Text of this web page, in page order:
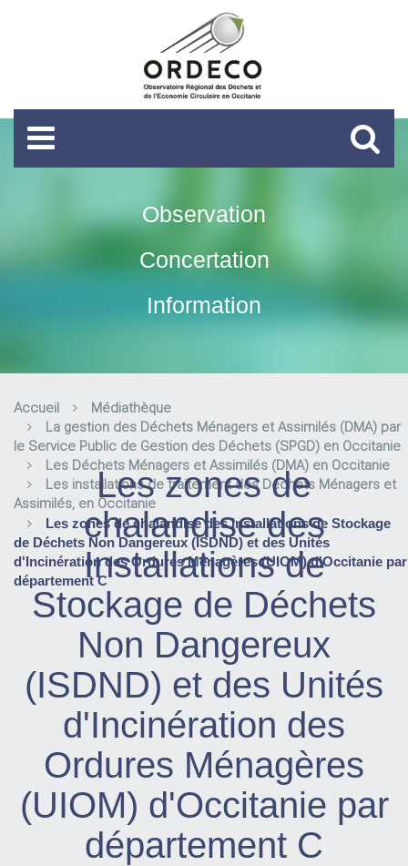
Observation
Concertation
Information
Accueil
Médiathèque
La gestion des Déchets Ménagers et Assimilés (DMA) par
le Service Public de Gestion des Déchets (SPGD) en Occitanie
Les Déchets Ménagers et Assimilés (DMA) en Occitanie
Les installations de traitement des Déchets Ménagers et
Assimilés, en Occitanie
Les zones de chalandise des Installations de Stockage
de Déchets Non Dangereux (ISDND) et des Unités
d'Incinération des Ordures Ménagères (UIOM) d'Occitanie par
département C
Les zones de
chalandise des
Installations de
Stockage de Déchets
Non Dangereux
(ISDND) et des Unités
d'Incinération des
Ordures Ménagères
(UIOM) d'Occitanie par
département C